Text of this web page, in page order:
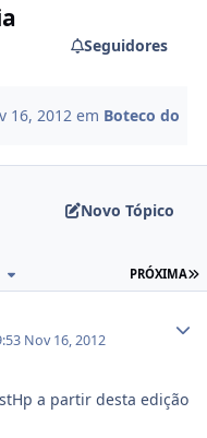
Seguidores
16, 2012 em Boteco do
Novo Tópico
PRÓXIMA
Nov 16, 2012
a partir desta edição